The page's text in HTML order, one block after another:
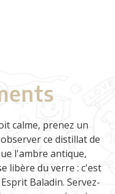
calme, prenez un
ce distillat de
l'ambre antique,
libère du verre : c'est
Baladin. Servez-